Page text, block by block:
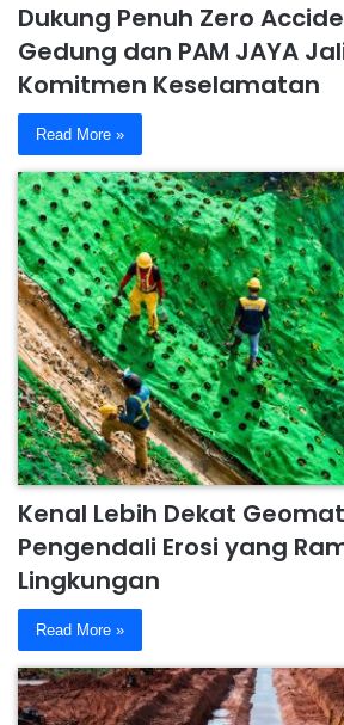
Dukung Penuh Zero
Gedung dan PAM JAYA
Komitmen Keselamatan
Read More »
Kenal Lebih Dekat
Pengendali Erosi yang
Lingkungan
Read More »